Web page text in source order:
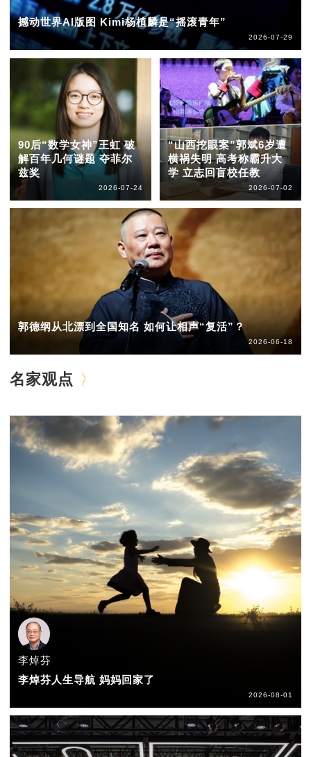
撼动世界AI版图 Kimi杨植麟是“摇滚青年”
2026-07-29
90后“数学女神”王虹 破
解百年几何谜题 夺菲尔
兹奖
2026-07-24
“山西挖眼案”郭斌6岁遭
横祸失明 高考称霸升大
学 立志回盲校任教
2026-07-02
郭德纲从北漂到全国知名 如何让相声“复活”？
2026-06-18
名家观点
李焯芬
李焯芬人生导航 妈妈回家了
2026-08-01